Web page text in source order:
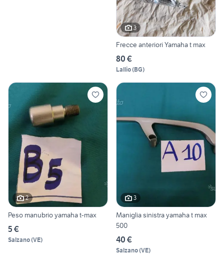
3
Frecce anteriori Yamaha t max
80 €
Lallio(BG)
2
Peso manubrio yamaha t-max
5 €
Salzano(VE)
3
Maniglia sinistra yamaha t max
500
40 €
Salzano(VE)